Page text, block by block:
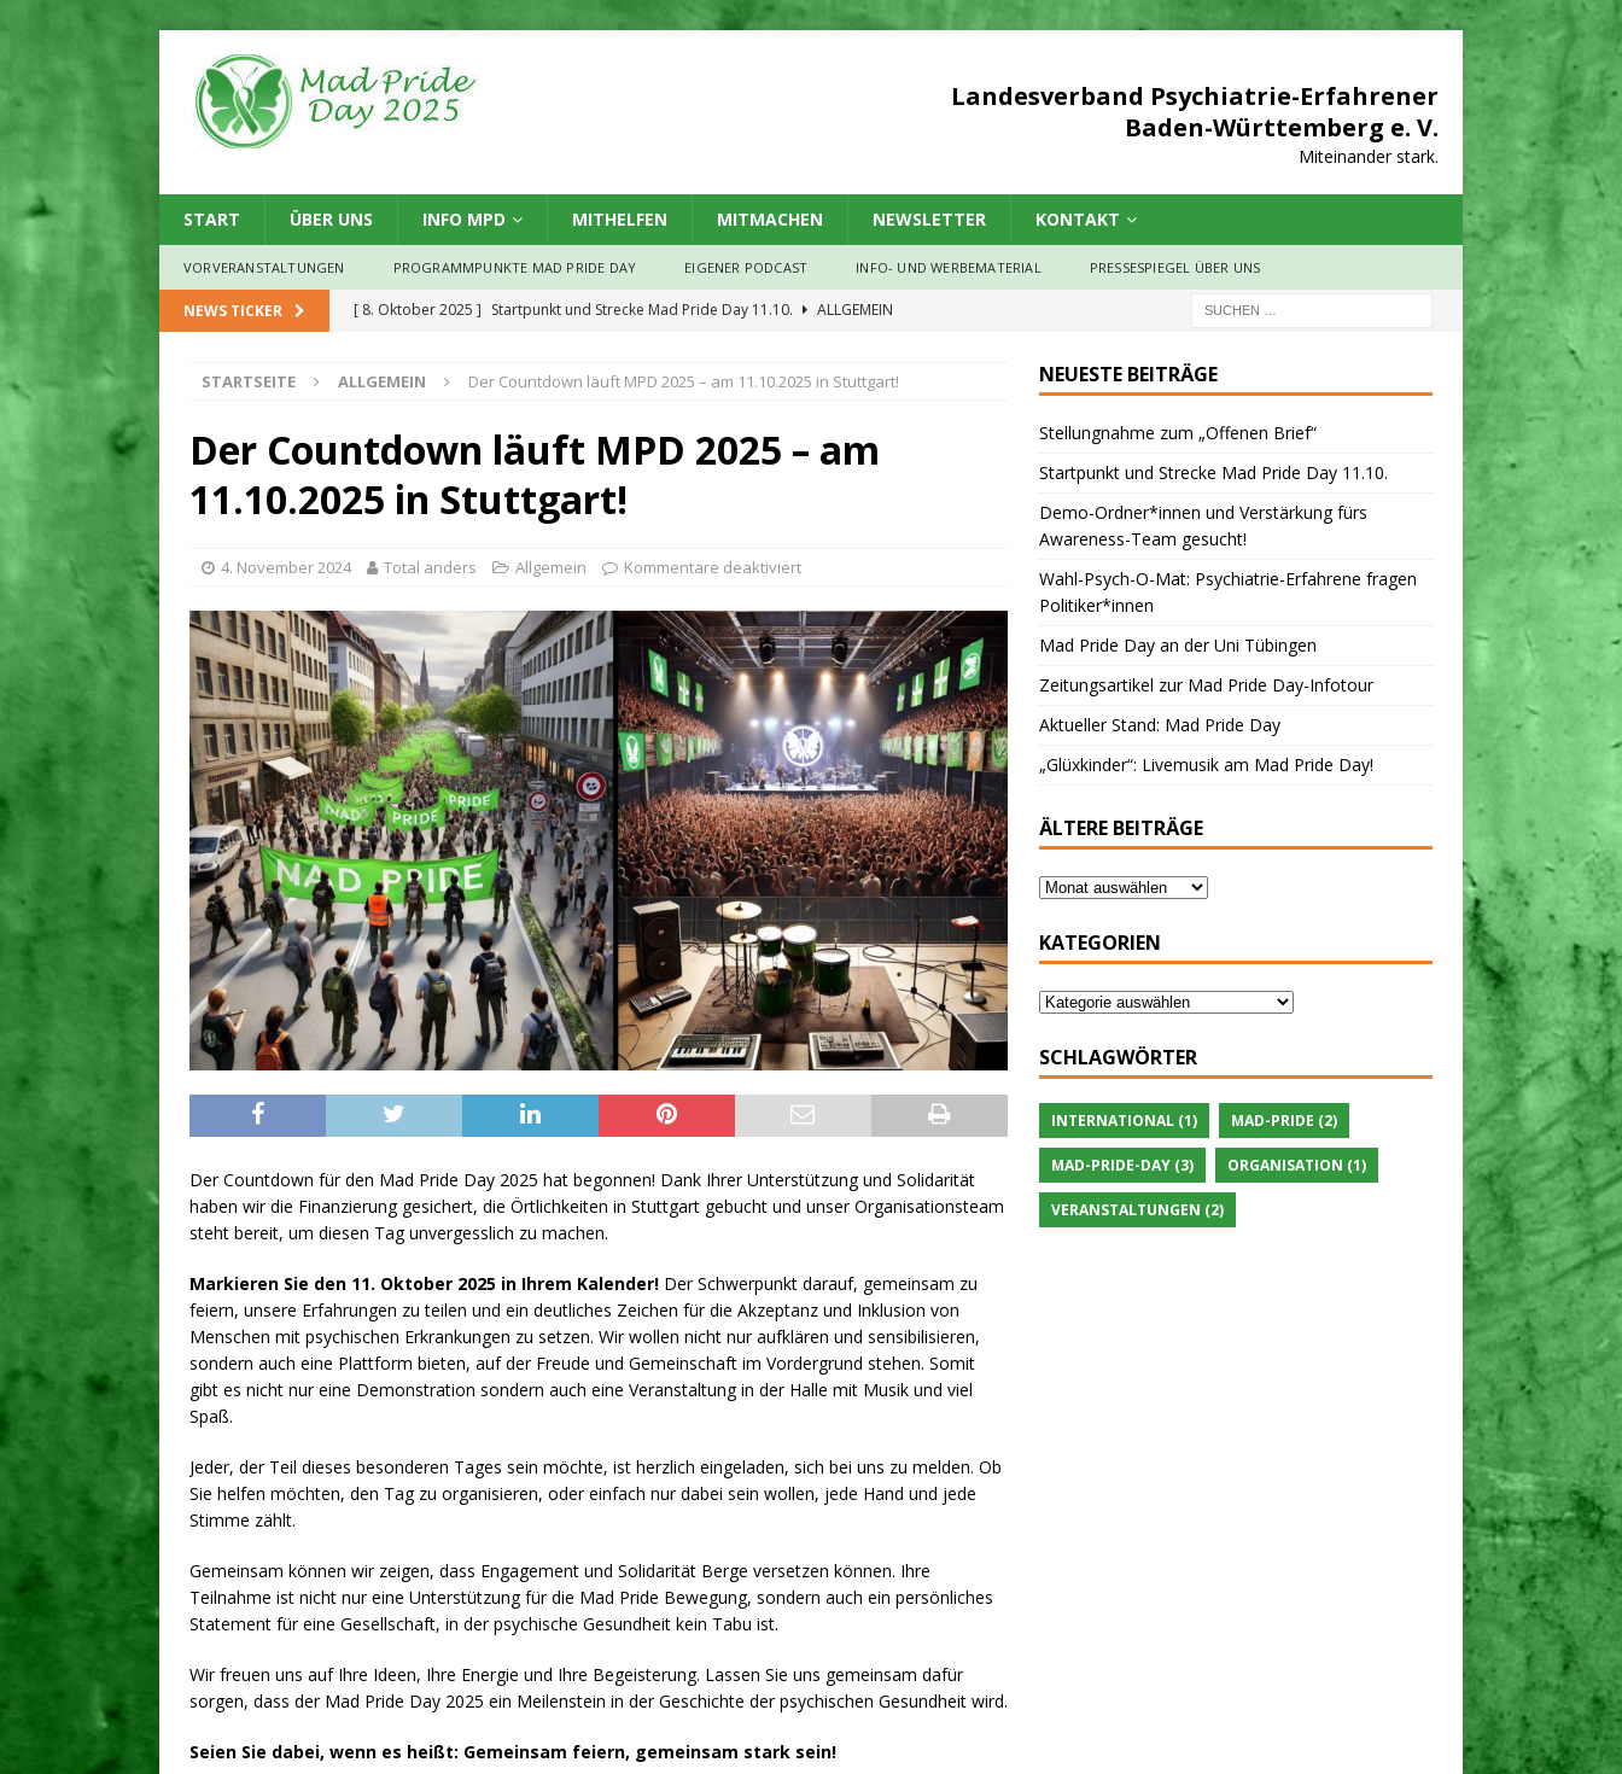
Landesverband Psychiatrie-Erfahrener
Baden-Württemberg e. V.
Miteinander stark.
START ÜBER UNS INFO MPD MITHELFEN MITMACHEN NEWSLETTER KONTAKT
VORVERANSTALTUNGEN PROGRAMMPUNKTE MAD PRIDE DAY EIGENER PODCAST INFO- UND WERBEMATERIAL PRESSESPIEGEL ÜBER UNS
NEWS TICKER [ 8. Oktober 2025 ] Startpunkt und Strecke Mad Pride Day 11.10.
ALLGEMEIN
ALLGEMEIN
[ 2. September 2025 ] Wahl-Psych-O-Mat: Psychiatrie-Erfahrene fragen Politiker*innen
[ 27. August 2025 ] Mad Pride Day an der Uni Tübingen
STARTSEITE ALLGEMEIN Der Countdown läuft MPD 2025 – am 11.10.2025 in Stuttgart!
Der Countdown läuft MPD 2025 – am
11.10.2025 in Stuttgart!
4. November 2024 Total anders Allgemein Kommentare deaktiviert
Der Countdown für den Mad Pride Day 2025 hat begonnen! Dank Ihrer Unterstützung und Solidarität
haben wir die Finanzierung gesichert, die Örtlichkeiten in Stuttgart gebucht und unser Organisationsteam
steht bereit, um diesen Tag unvergesslich zu machen.
Markieren Sie den 11. Oktober 2025 in Ihrem Kalender! Der Schwerpunkt darauf, gemeinsam zu
feiern, unsere Erfahrungen zu teilen und ein deutliches Zeichen für die Akzeptanz und Inklusion von
Menschen mit psychischen Erkrankungen zu setzen. Wir wollen nicht nur aufklären und sensibilisieren,
sondern auch eine Plattform bieten, auf der Freude und Gemeinschaft im Vordergrund stehen. Somit
gibt es nicht nur eine Demonstration sondern auch eine Veranstaltung in der Halle mit Musik und viel
Spaß.
Jeder, der Teil dieses besonderen Tages sein möchte, ist herzlich eingeladen, sich bei uns zu melden. Ob
Sie helfen möchten, den Tag zu organisieren, oder einfach nur dabei sein wollen, jede Hand und jede
Stimme zählt.
Gemeinsam können wir zeigen, dass Engagement und Solidarität Berge versetzen können. Ihre
Teilnahme ist nicht nur eine Unterstützung für die Mad Pride Bewegung, sondern auch ein persönliches
Statement für eine Gesellschaft, in der psychische Gesundheit kein Tabu ist.
Wir freuen uns auf Ihre Ideen, Ihre Energie und Ihre Begeisterung. Lassen Sie uns gemeinsam dafür
sorgen, dass der Mad Pride Day 2025 ein Meilenstein in der Geschichte der psychischen Gesundheit wird.
Seien Sie dabei, wenn es heißt: Gemeinsam feiern, gemeinsam stark sein!
NEUESTE BEITRÄGE
Stellungnahme zum „Offenen Brief“
Startpunkt und Strecke Mad Pride Day 11.10.
Demo-Ordner*innen und Verstärkung fürs
Awareness-Team gesucht!
Wahl-Psych-O-Mat: Psychiatrie-Erfahrene fragen
Politiker*innen
Mad Pride Day an der Uni Tübingen
Zeitungsartikel zur Mad Pride Day-Infotour
Aktueller Stand: Mad Pride Day
„Glüxkinder“: Livemusik am Mad Pride Day!
ÄLTERE BEITRÄGE
KATEGORIEN
SCHLAGWÖRTER
INTERNATIONAL(1) MAD-PRIDE (2)
MAD-PRIDE-DAY(3) ORGANISATION (1)
VERANSTALTUNGEN (2)